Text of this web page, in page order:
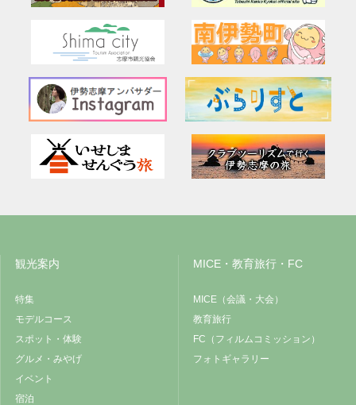
観光案内
特集
モデルコース
スポット・体験
グルメ・みやげ
イベント
宿泊
MICE・教育旅行・FC
MICE（会議・大会）
教育旅行
FC（フィルムコミッション）
フォトギャラリー